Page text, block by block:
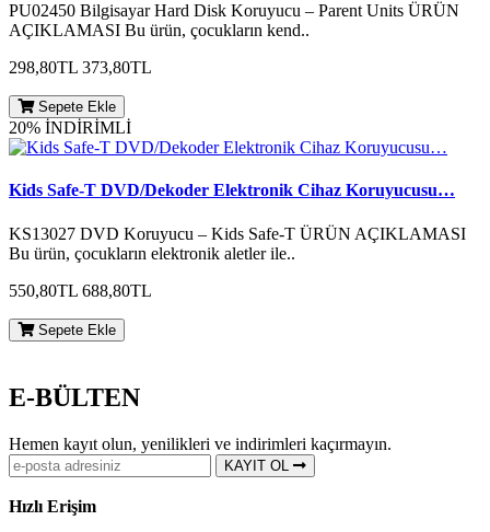
PU02450 Bilgisayar Hard Disk Koruyucu – Parent Units ÜRÜN
AÇIKLAMASI Bu ürün, çocukların kend..
298,80TL 373,80TL
Sepete Ekle
20% İNDİRİMLİ
Kids Safe-T DVD/Dekoder Elektronik Cihaz Koruyucusu…
KS13027 DVD Koruyucu – Kids Safe-T ÜRÜN AÇIKLAMASI
Bu ürün, çocukların elektronik aletler ile..
550,80TL 688,80TL
Sepete Ekle
E-BÜLTEN
Hemen kayıt olun, yenilikleri ve indirimleri kaçırmayın.
KAYIT OL
Hızlı Erişim